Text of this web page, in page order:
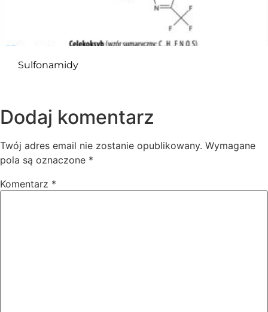
Sulfonamidy
Dodaj komentarz
Twój adres email nie zostanie opublikowany. Wymagane
pola są oznaczone *
Komentarz *